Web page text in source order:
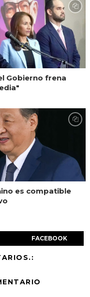
Gobierno frena
es compatible
FACEBOOK